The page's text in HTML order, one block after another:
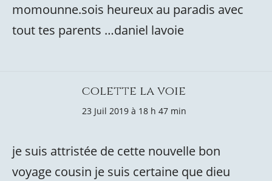
momounne.sois heureux au paradis avec
tout tes parents …daniel lavoie
colette la voie
23 Juil 2019 à 18 h 47 min
je suis attristée de cette nouvelle bon
voyage cousin je suis certaine que dieu